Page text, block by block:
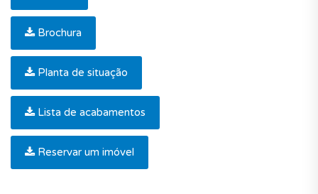
Brochura
Planta de situação
Lista de acabamentos
Reservar um imóvel